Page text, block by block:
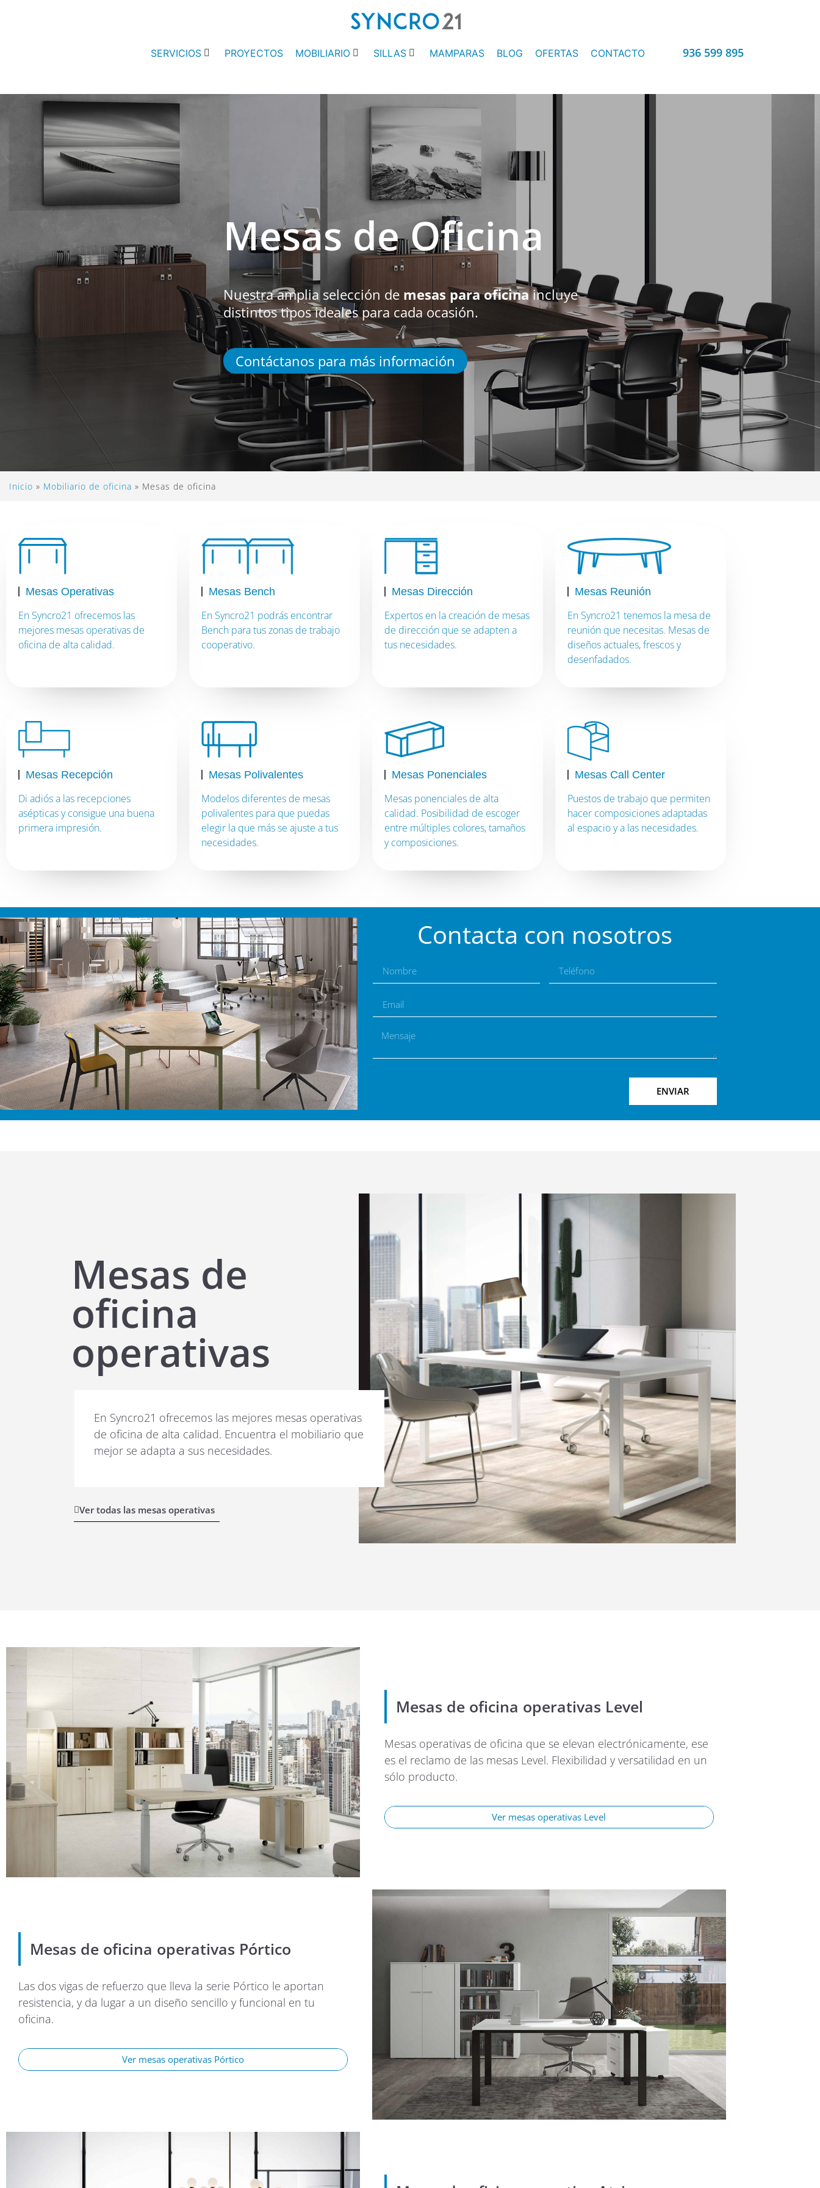
SERVICIOS PROYECTOS MOBILIARIO SILLAS MAMPARAS BLOG OFERTAS CONTACTO 936 599 895
Mesas de Oficina
Nuestra amplia selección de mesas para oficinaincluye
distintos tipos ideales para cada ocasión.
Contáctanos para más información
Inicio » Mobiliario de oficina » Mesas de oficina
Mesas Operativas
En Syncro21 ofrecemos las
mejores mesas operativas de
oficina de alta calidad.
Mesas Bench
En Syncro21 podrás encontrar
Bench para tus zonas de trabajo
cooperativo.
Mesas Dirección
Expertos en la creación de mesas
de dirección que se adapten a
tus necesidades.
Mesas Reunión
En Syncro21 tenemos la mesa de
reunión que necesitas. Mesas de
diseños actuales, frescos y
desenfadados.
Mesas Recepción
Di adiós a las recepciones
asépticas y consigue una buena
primera impresión.
Mesas Polivalentes
Modelos diferentes de mesas
polivalentes para que puedas
elegir la que más se ajuste a tus
necesidades.
Mesas Ponenciales
Mesas ponenciales de alta
calidad. Posibilidad de escoger
entre múltiples colores, tamaños
y composiciones.
Mesas Call Center
Puestos de trabajo que permiten
hacer composiciones adaptadas
al espacio y a las necesidades.
Contacta con nosotros
ENVIAR
Mesas de
oficina
operativas
En Syncro21 ofrecemos las mejores mesas operativas
de oficina de alta calidad. Encuentra el mobiliario que
mejor se adapta a sus necesidades.
Ver todas las mesas operativas
Mesas de oficina operativas Level
Mesas operativas de oficina que se elevan electrónicamente, ese
es el reclamo de las mesas Level. Flexibilidad y versatilidad en un
sólo producto.
Ver mesas operativas Level
Mesas de oficina operativas Pórtico
Las dos vigas de refuerzo que lleva la serie Pórtico le aportan
resistencia, y da lugar a un diseño sencillo y funcional en tu
oficina.
Ver mesas operativas Pórtico